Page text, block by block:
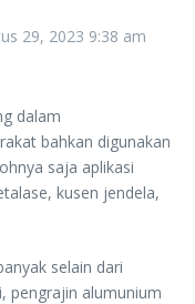
29, 2023 9:38 am
dalam
bahkan digunakan
saja aplikasi
kusen jendela,
selain dari
pengrajin alumunium